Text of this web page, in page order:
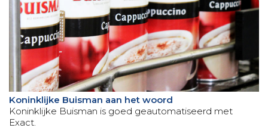
Koninklijke Buisman aan het woord
Koninklijke Buisman is goed geautomatiseerd met
Exact.